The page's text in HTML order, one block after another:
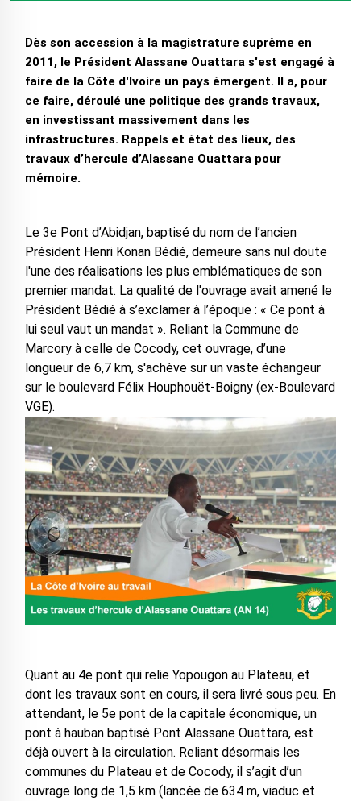
Dès son accession à la magistrature suprême en
2011, le Président Alassane Ouattara s'est engagé à
faire de la Côte d'Ivoire un pays émergent. Il a, pour
ce faire, déroulé une politique des grands travaux,
en investissant massivement dans les
infrastructures. Rappels et état des lieux, des
travaux d’hercule d’Alassane Ouattara pour
mémoire.
Le 3e Pont d’Abidjan, baptisé du nom de l’ancien
Président Henri Konan Bédié, demeure sans nul doute
l'une des réalisations les plus emblématiques de son
premier mandat. La qualité de l'ouvrage avait amené le
Président Bédié à s’exclamer à l’époque : « Ce pont à
lui seul vaut un mandat ». Reliant la Commune de
Marcory à celle de Cocody, cet ouvrage, d’une
longueur de 6,7 km, s'achève sur un vaste échangeur
sur le boulevard Félix Houphouët-Boigny (ex-Boulevard
VGE).
Quant au 4e pont qui relie Yopougon au Plateau, et
dont les travaux sont en cours, il sera livré sous peu. En
attendant, le 5e pont de la capitale économique, un
pont à hauban baptisé Pont Alassane Ouattara, est
déjà ouvert à la circulation. Reliant désormais les
communes du Plateau et de Cocody, il s’agit d’un
ouvrage long de 1,5 km (lancée de 634 m, viaduc et